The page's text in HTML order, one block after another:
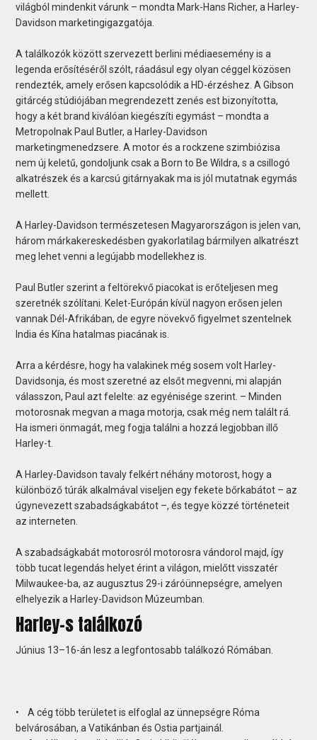
világból mindenkit várunk – mondta Mark-Hans Richer, a Harley-
Davidson marketingigazgatója.
A találkozók között szervezett berlini médiaesemény is a
legenda erősítéséről szólt, ráadásul egy olyan céggel közösen
rendezték, amely erősen kapcsolódik a HD-érzéshez. A Gibson
gitárcég stúdiójában megrendezett zenés est bizonyította,
hogy a két brand kiválóan kiegészíti egymást – mondta a
Metropolnak Paul Butler, a Harley-Davidson
marketingmenedzsere. A motor és a rockzene szimbiózisa
nem új keletű, gondoljunk csak a Born to Be Wildra, s a csillogó
alkatrészek és a karcsú gitárnyakak ma is jól mutatnak egymás
mellett.
A Harley-Davidson természetesen Magyarországon is jelen van,
három márkakereskedésben gyakorlatilag bármilyen alkatrészt
meg lehet venni a legújabb modellekhez is.
Paul Butler szerint a feltörekvő piacokat is erőteljesen meg
szeretnék szólítani. Kelet-Európán kívül nagyon erősen jelen
vannak Dél-Afrikában, de egyre növekvő figyelmet szentelnek
India és Kína hatalmas piacának is.
Arra a kérdésre, hogy ha valakinek még sosem volt Harley-
Davidsonja, és most szeretné az elsőt megvenni, mi alapján
válasszon, Paul azt felelte: az egyénisége szerint. – Minden
motorosnak megvan a maga motorja, csak még nem talált rá.
Ha ismeri önmagát, meg fogja találni a hozzá legjobban illő
Harley-t.
A Harley-Davidson tavaly felkért néhány motorost, hogy a
különböző túrák alkalmával viseljen egy fekete bőrkabátot – az
úgynevezett szabadságkabátot –, és tegye közzé történeteit
az interneten.
A szabadságkabát motorosról motorosra vándorol majd, így
több tucat legendás helyet érint a világon, mielőtt visszatér
Milwaukee-ba, az augusztus 29-i záróünnepségre, amelyen
elhelyezik a Harley-Davidson Múzeumban.
Harley-s találkozó
Június 13–16-án lesz a legfontosabb találkozó Rómában.
• A cég több területet is elfoglal az ünnepségre Róma
belvárosában, a Vatikánban és Ostia partjainál.